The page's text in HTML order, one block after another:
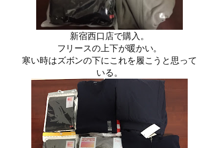
新宿西口店で購入。
フリースの上下が暖かい。
寒い時はズボンの下にこれを履こうと思って
いる。